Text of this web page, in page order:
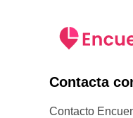
Contacta
Contacto